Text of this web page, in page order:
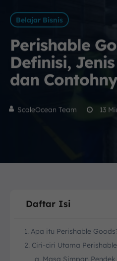
Belajar Bisnis
Perishable
Definisi,
dan
ScaleOcean Team 13
Daftar Isi
1. Apa itu Perishable
2. Ciri-ciri Utama
a. Masa Simpan Pendek